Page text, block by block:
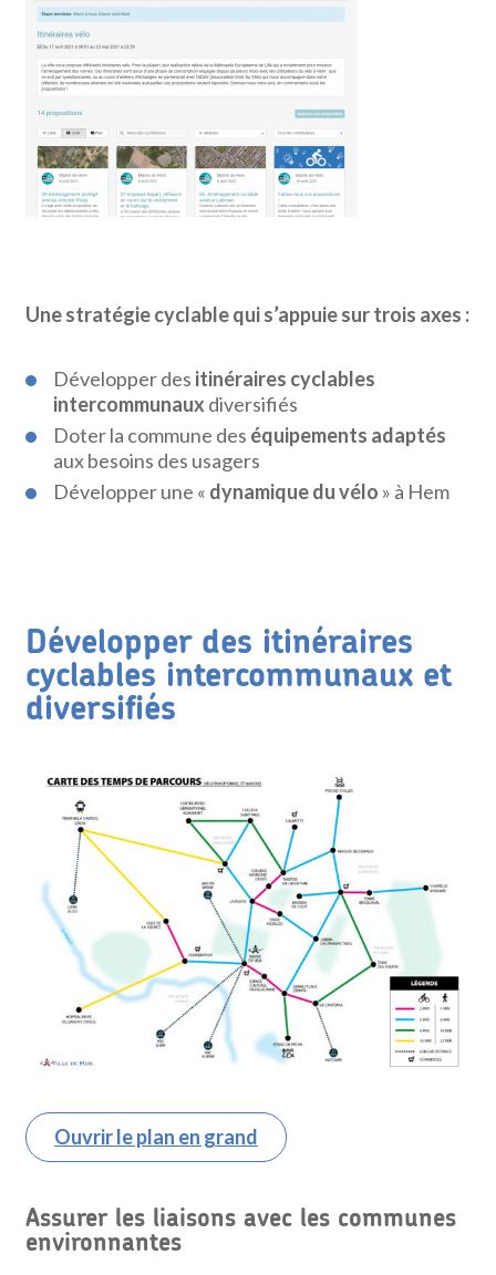
Une stratégie cyclable qui s’appuie sur trois axes :
Développer des itinéraires cyclables
intercommunaux diversifiés
Doter la commune des équipements adaptés
aux besoins des usagers
Développer une « dynamique du vélo » à Hem
Développer des itinéraires
cyclables intercommunaux et
diversifiés
Ouvrir le plan en grand
Assurer les liaisons avec les communes
environnantes